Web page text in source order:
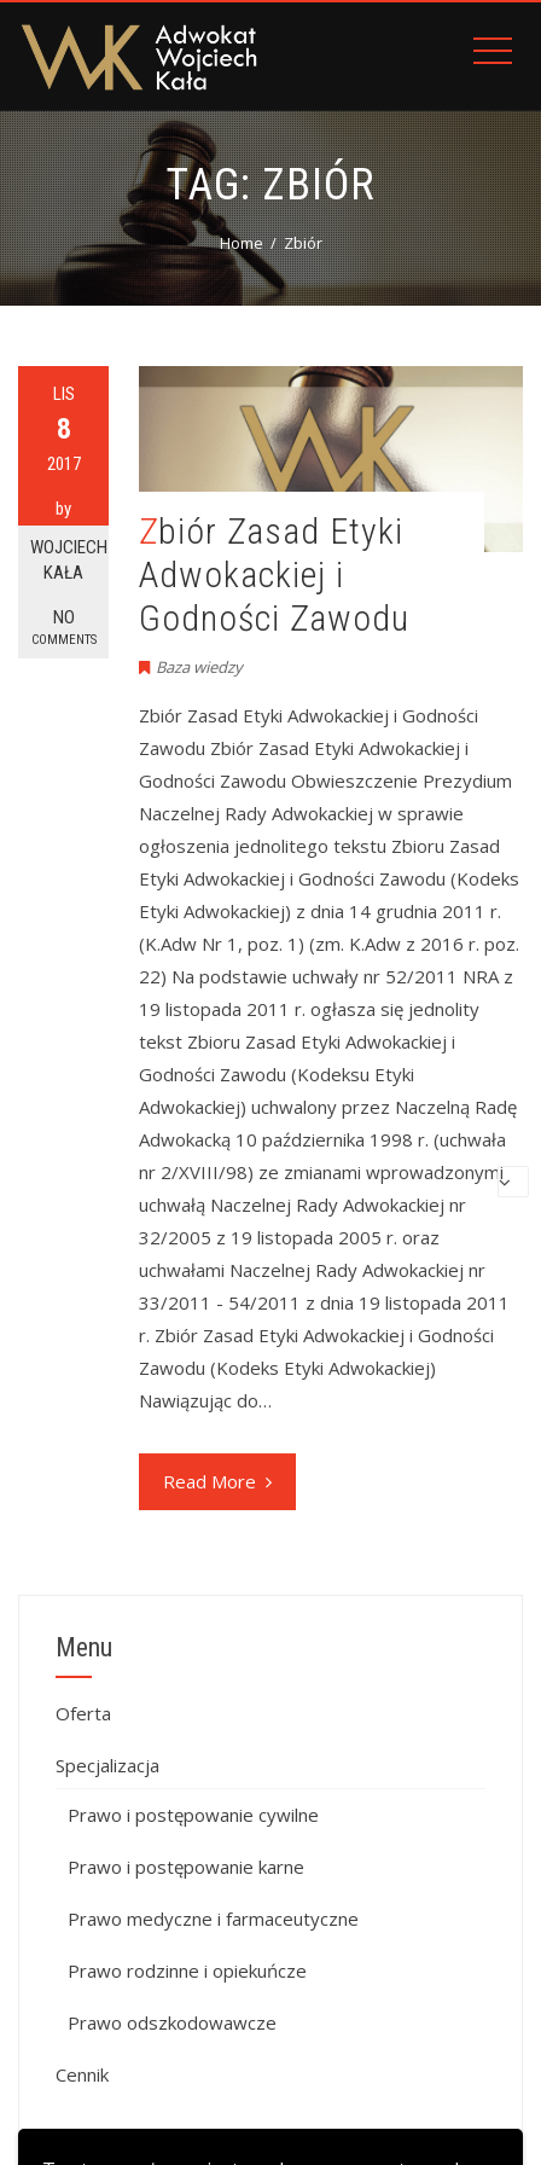
TAG:ZBIÓR
Home Zbiór
LIS
8
2017
by
WOJCIECH
KAŁA
NO
COMMENTS
Zbiór Zasad Etyki
Adwokackiej i
Godności Zawodu
Baza wiedzy
Zbiór Zasad Etyki Adwokackiej i Godności
Zawodu Zbiór Zasad Etyki Adwokackiej i
Godności Zawodu Obwieszczenie Prezydium
Naczelnej Rady Adwokackiej w sprawie
ogłoszenia jednolitego tekstu Zbioru Zasad
Etyki Adwokackiej i Godności Zawodu (Kodeks
Etyki Adwokackiej) z dnia 14 grudnia 2011 r.
(K.Adw Nr 1, poz. 1) (zm. K.Adw z 2016 r. poz.
22) Na podstawie uchwały nr 52/2011 NRA z
19 listopada 2011 r. ogłasza się jednolity
tekst Zbioru Zasad Etyki Adwokackiej i
Godności Zawodu (Kodeksu Etyki
Adwokackiej) uchwalony przez Naczelną Radę
Adwokacką 10 października 1998 r. (uchwała
nr 2/XVIII/98) ze zmianami wprowadzonymi
uchwałą Naczelnej Rady Adwokackiej nr
32/2005 z 19 listopada 2005 r. oraz
uchwałami Naczelnej Rady Adwokackiej nr
33/2011 - 54/2011 z dnia 19 listopada 2011
r. Zbiór Zasad Etyki Adwokackiej i Godności
Zawodu (Kodeks Etyki Adwokackiej)
Nawiązując do…
Read More
Menu
Oferta
Specjalizacja
Prawo i postępowanie cywilne
Prawo i postępowanie karne
Prawo medyczne i farmaceutyczne
Prawo rodzinne i opiekuńcze
Prawo odszkodowawcze
Cennik